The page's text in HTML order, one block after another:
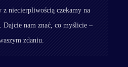
z niecierpliwością czekamy na
Dajcie nam znać, co myślicie –
zdaniu.